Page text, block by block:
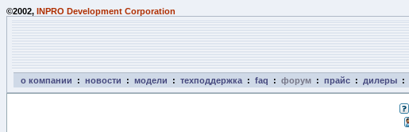
©2002, INPRO Development Corporation
о компании : новости : модели : техподдержка : faq : форум : прайс : дилеры :